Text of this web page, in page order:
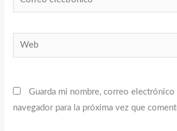
electrónico*
Web
Guarda mi nombre, correo
navegador para la próxima vez que